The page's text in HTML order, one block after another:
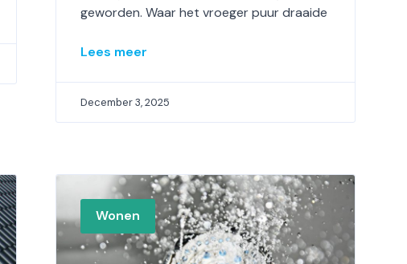
geworden. Waar het vroeger puur draaide
Lees meer
December 3, 2025
Wonen